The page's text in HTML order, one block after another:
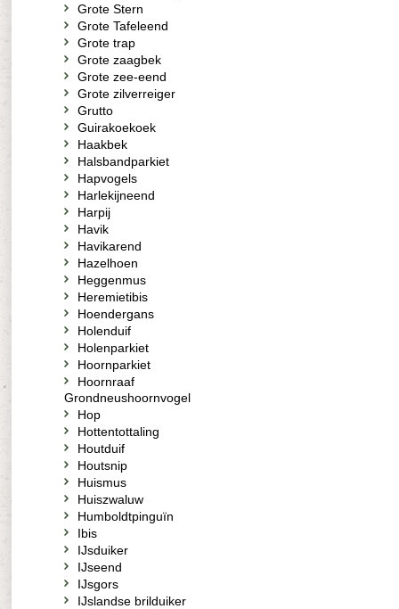
Grote Stern
Grote Tafeleend
Grote trap
Grote zaagbek
Grote zee-eend
Grote zilverreiger
Grutto
Guirakoekoek
Haakbek
Halsbandparkiet
Hapvogels
Harlekijneend
Harpij
Havik
Havikarend
Hazelhoen
Heggenmus
Heremietibis
Hoendergans
Holenduif
Holenparkiet
Hoornparkiet
Hoornraaf
Grondneushoornvogel
Hop
Hottentottaling
Houtduif
Houtsnip
Huismus
Huiszwaluw
Humboldtpinguïn
Ibis
IJsduiker
IJseend
IJsgors
IJslandse brilduiker